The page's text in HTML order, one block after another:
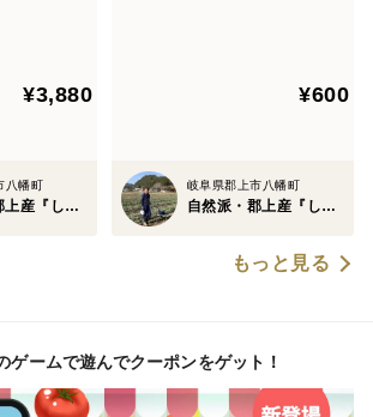
¥3,880
八幡町
自然派・郡上産『しばの農園』
¥600
岐阜県郡上市八幡町
自然派・郡上産『しばの農園』
もっと見る
ゲームで遊んでクーポンをゲット！